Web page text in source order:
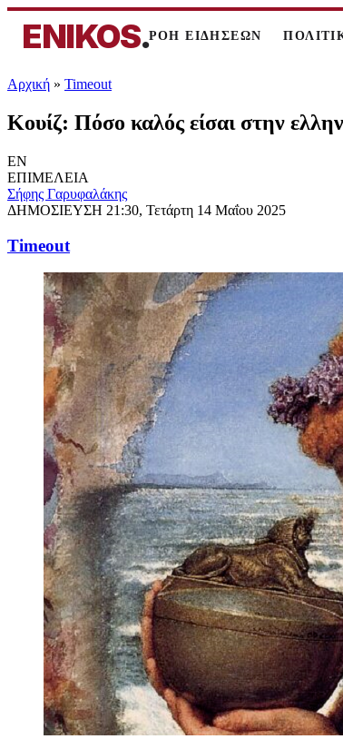
ENIKOS.ΡΟΗ ΕΙΔΗΣΕΩΝ
Αρχική » Timeout
Κουίζ: Πόσο καλός είσαι στην
EN
ΕΠΙΜΕΛΕΙΑ
Σήφης Γαρυφαλάκης
ΔΗΜΟΣΙΕΥΣΗ 21:30, Τετάρτη 14 Μαΐου 2025
Timeout